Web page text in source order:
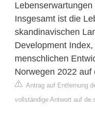
Insgesamt ist die
skandinavischen
Development
menschlichen
Norwegen 2022 auf
Antrag auf Entfernung
vollständige Antwort auf